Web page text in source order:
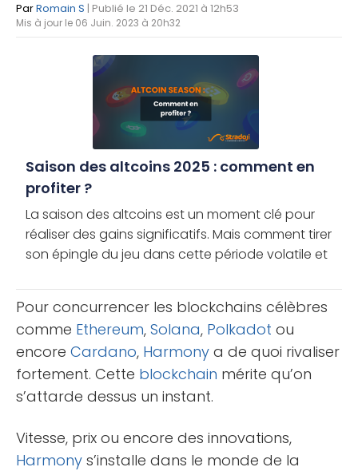
ParRomain S | Publié le 21 Déc. 2021 à 12h53
Mis à jour le 06 Juin. 2023 à 20h32
Saison des altcoins 2025 : comment en
profiter ?
La saison des altcoins est un moment clé pour
réaliser des gains significatifs. Mais comment tirer
son épingle du jeu dans cette période volatile et
Pour concurrencer les blockchains célèbres
comme Ethereum, Solana, Polkadot ou
encore Cardano, Harmony a de quoi rivaliser
fortement. Cette blockchain mérite qu’on
s’attarde dessus un instant.
Vitesse, prix ou encore des innovations,
Harmony s’installe dans le monde de la